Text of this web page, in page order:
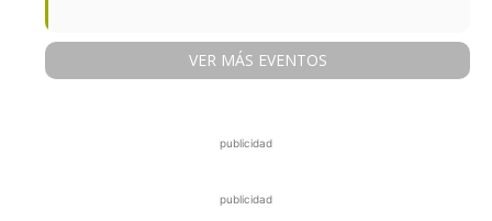
VER MÁS EVENTOS
publicidad
publicidad